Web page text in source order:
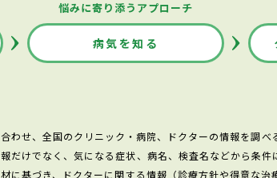
悩みに寄り添うアプローチ
病気を知る
わせ、全国のクリニック・病院、ドクターの情報を調べ
けでなく、気になる症状、病名、検査名などから条件
に基づき、ドクターに関する情報（診療方針や得意な治